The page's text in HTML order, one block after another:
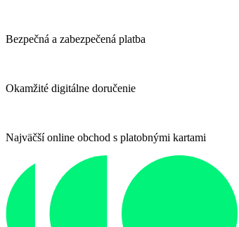
Bezpečná a zabezpečená platba
Okamžité digitálne doručenie
Najväčší online obchod s platobnými kartami